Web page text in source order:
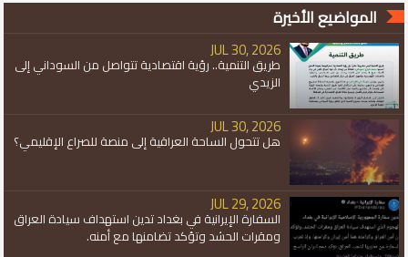
المواضيع الأخيرة
JUL 30, 2026
طريق التنمية.. رؤية اقتصادية تتواصل من السوداني إلى
الزيدي
JUL 30, 2026
هل تتحول الساحة العراقية إلى منصة للصراع الإقليمي؟
JUL 29, 2026
السفارة الإيرانية في بغداد تدين استهداف سيادة العراق
ومقرات الحشد وتؤكد تضامنها مع أمنه.